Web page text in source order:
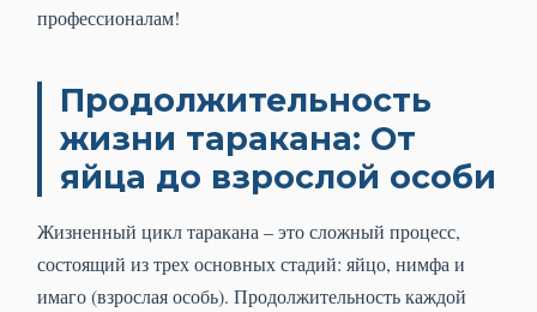
профессионалам!
Продолжительность
жизни таракана: От
яйца до взрослой особи
Жизненный цикл таракана – это сложный процесс,
состоящий из трех основных стадий: яйцо, нимфа и
имаго (взрослая особь). Продолжительность каждой